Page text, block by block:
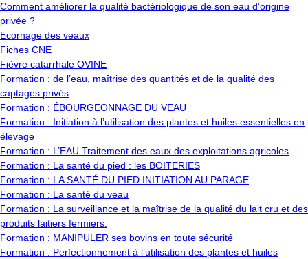
Comment améliorer la qualité bactériologique de son eau d’origine
privée ?
Ecornage des veaux
Fiches CNE
Fièvre catarrhale OVINE
Formation : de l’eau, maîtrise des quantités et de la qualité des
captages privés
Formation : ÉBOURGEONNAGE DU VEAU
Formation : Initiation à l’utilisation des plantes et huiles essentielles en
élevage
Formation : L’EAU Traitement des eaux des exploitations agricoles
Formation : La santé du pied : les BOITERIES
Formation : LA SANTÉ DU PIED INITIATION AU PARAGE
Formation : La santé du veau
Formation : La surveillance et la maîtrise de la qualité du lait cru et des
produits laitiers fermiers.
Formation : MANIPULER ses bovins en toute sécurité
Formation : Perfectionnement à l’utilisation des plantes et huiles